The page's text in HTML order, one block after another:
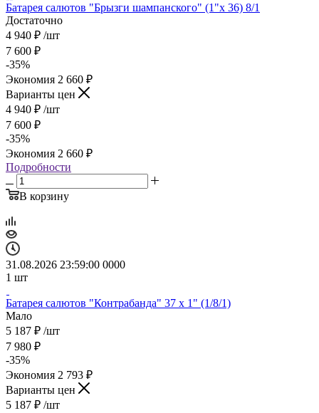
Батарея салютов "Брызги шампанского" (1"х 36) 8/1
Достаточно
4 940 ₽ /шт
7 600 ₽
-35%
Экономия 2 660 ₽
Варианты цен
4 940 ₽ /шт
7 600 ₽
-35%
Экономия 2 660 ₽
Подробности
В корзину
31.08.2026 23:59:00 0000
1 шт
Батарея салютов "Контрабанда" 37 х 1" (1/8/1)
Мало
5 187 ₽ /шт
7 980 ₽
-35%
Экономия 2 793 ₽
Варианты цен
5 187 ₽ /шт